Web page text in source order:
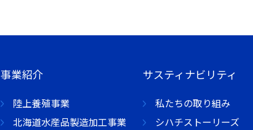
事業紹介
陸上養殖事業
北海道水産品製造加工事業
サスティナビリティ
私たちの取り組み
シハチストーリーズ